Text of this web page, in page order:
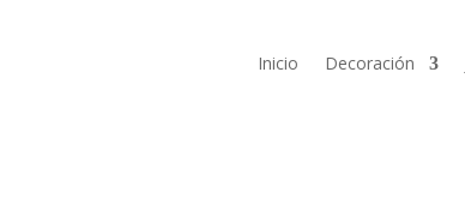
Inicio Decoración